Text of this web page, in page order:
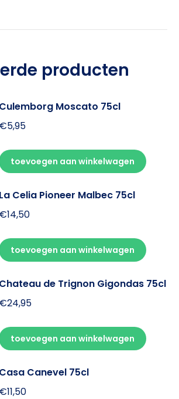
producten
Culemborg Moscato 75cl
€5,95
toevoegen aan winkelwagen
La Celia Pioneer Malbec 75cl
€14,50
toevoegen aan winkelwagen
Chateau de Trignon Gigondas 75cl
€24,95
toevoegen aan winkelwagen
Casa Canevel 75cl
€11,50